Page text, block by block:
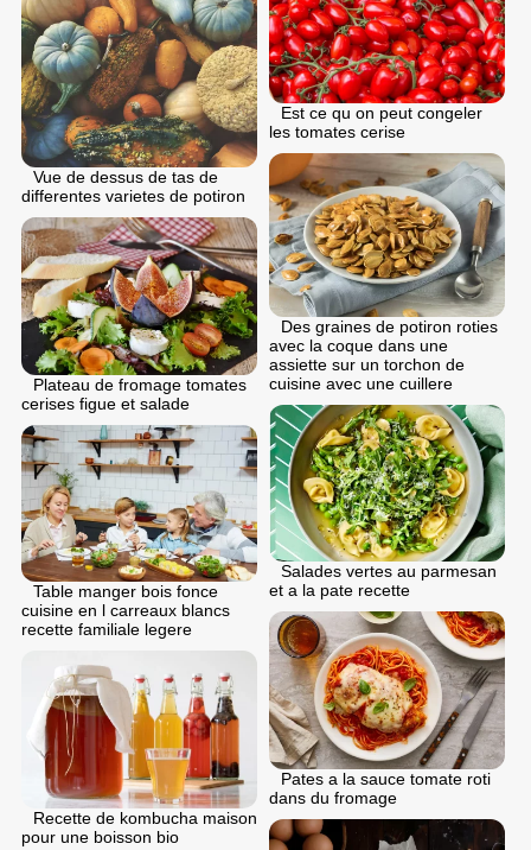
Est ce qu on peut congeler
les tomates cerise
Vue de dessus de tas de
differentes varietes de potiron
Des graines de potiron roties
avec la coque dans une
assiette sur un torchon de
cuisine avec une cuillere
Plateau de fromage tomates
cerises figue et salade
Salades vertes au parmesan
et a la pate recette
Table manger bois fonce
cuisine en l carreaux blancs
recette familiale legere
Pates a la sauce tomate roti
dans du fromage
Recette de kombucha maison
pour une boisson bio